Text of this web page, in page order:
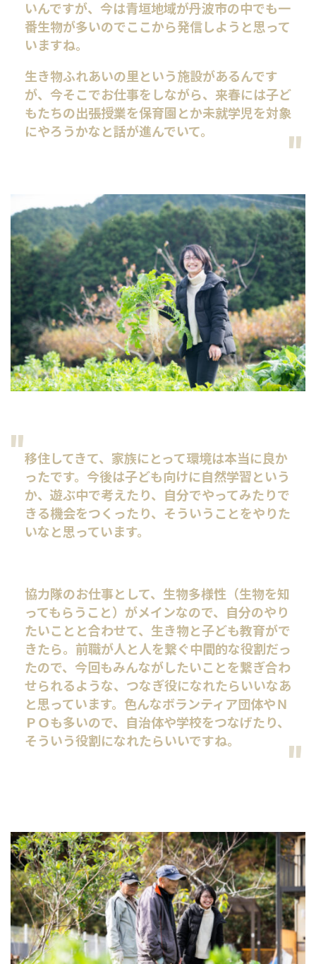
いんですが、今は青垣地域が丹波市の中でも一
番生物が多いのでここから発信しようと思って
いますね。
生き物ふれあいの里という施設があるんです
が、今そこでお仕事をしながら、来春には子ど
もたちの出張授業を保育園とか未就学児を対象
にやろうかなと話が進んでいて。
移住してきて、家族にとって環境は本当に良か
ったです。今後は子ども向けに自然学習という
か、遊ぶ中で考えたり、自分でやってみたりで
きる機会をつくったり、そういうことをやりた
いなと思っています。
協力隊のお仕事として、生物多様性（生物を知
ってもらうこと）がメインなので、自分のやり
たいことと合わせて、生き物と子ども教育がで
きたら。前職が人と人を繋ぐ中間的な役割だっ
たので、今回もみんながしたいことを繋ぎ合わ
せられるような、つなぎ役になれたらいいなあ
と思っています。色んなボランティア団体やＮ
ＰＯも多いので、自治体や学校をつなげたり、
そういう役割になれたらいいですね。